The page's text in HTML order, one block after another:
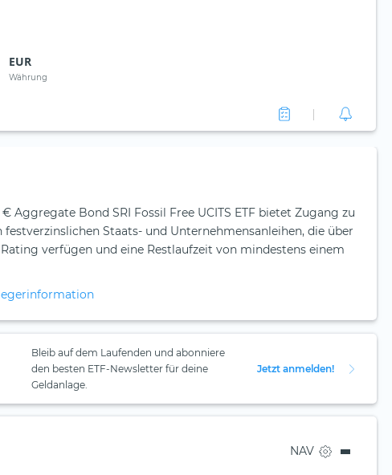
EUR
Währung
Aggregate Bond SRI Fossil Free UCITS ETF bietet Zugang zu
Staats- und Unternehmensanleihen, die über
verfügen und eine Restlaufzeit von mindestens einem
Bleib auf dem Laufenden und abonniere
den besten ETF-Newsletter für deine
Geldanlage.
Jetzt anmelden!
NAV